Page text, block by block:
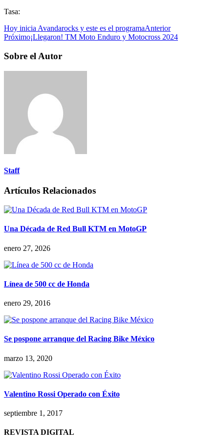
Tasa:
Hoy inicia Avandarocks y este es el programaAnterior
Próximo¡Llegaron! TM Moto Enduro y Motocross 2024
Sobre el Autor
Staff
Artículos Relacionados
Una Década de Red Bull KTM en MotoGP
enero 27, 2026
Línea de 500 cc de Honda
enero 29, 2016
Se pospone arranque del Racing Bike México
marzo 13, 2020
Valentino Rossi Operado con Éxito
septiembre 1, 2017
REVISTA DIGITAL